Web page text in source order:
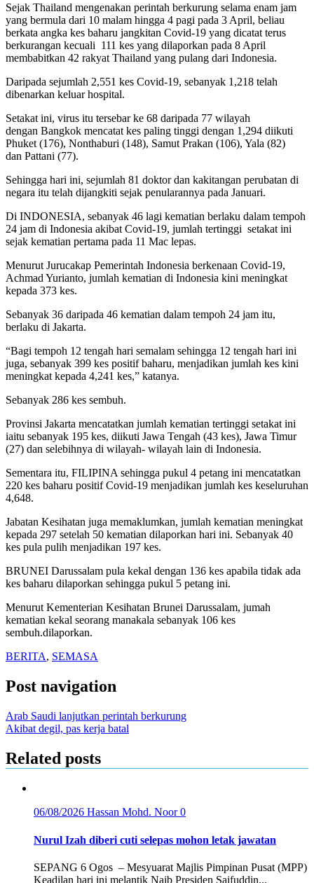
Sejak Thailand mengenakan perintah berkurung selama enam jam
yang bermula dari 10 malam hingga 4 pagi pada 3 April, beliau
berkata angka kes baharu jangkitan Covid-19 yang dicatat terus
berkurangan kecuali 111 kes yang dilaporkan pada 8 April
membabitkan 42 rakyat Thailand yang pulang dari Indonesia.
Daripada sejumlah 2,551 kes Covid-19, sebanyak 1,218 telah
dibenarkan keluar hospital.
Setakat ini, virus itu tersebar ke 68 daripada 77 wilayah
dengan Bangkok mencatat kes paling tinggi dengan 1,294 diikuti
Phuket (176), Nonthaburi (148), Samut Prakan (106), Yala (82)
dan Pattani (77).
Sehingga hari ini, sejumlah 81 doktor dan kakitangan perubatan di
negara itu telah dijangkiti sejak penularannya pada Januari.
Di INDONESIA, sebanyak 46 lagi kematian berlaku dalam tempoh
24 jam di Indonesia akibat Covid-19, jumlah tertinggi setakat ini
sejak kematian pertama pada 11 Mac lepas.
Menurut Jurucakap Pemerintah Indonesia berkenaan Covid-19,
Achmad Yurianto, jumlah kematian di Indonesia kini meningkat
kepada 373 kes.
Sebanyak 36 daripada 46 kematian dalam tempoh 24 jam itu,
berlaku di Jakarta.
“Bagi tempoh 12 tengah hari semalam sehingga 12 tengah hari ini
juga, sebanyak 399 kes positif baharu, menjadikan jumlah kes kini
meningkat kepada 4,241 kes,” katanya.
Sebanyak 286 kes sembuh.
Provinsi Jakarta mencatatkan jumlah kematian tertinggi setakat ini
iaitu sebanyak 195 kes, diikuti Jawa Tengah (43 kes), Jawa Timur
(27) dan selebihnya di wilayah- wilayah lain di Indonesia.
Sementara itu, FILIPINA sehingga pukul 4 petang ini mencatatkan
220 kes baharu positif Covid-19 menjadikan jumlah kes keseluruhan
4,648.
Jabatan Kesihatan juga memaklumkan, jumlah kematian meningkat
kepada 297 setelah 50 kematian dilaporkan hari ini. Sebanyak 40
kes pula pulih menjadikan 197 kes.
BRUNEI Darussalam pula kekal dengan 136 kes apabila tidak ada
kes baharu dilaporkan sehingga pukul 5 petang ini.
Menurut Kementerian Kesihatan Brunei Darussalam, jumah
kematian kekal seorang manakala sebanyak 106 kes
sembuh.dilaporkan.
BERITA, SEMASA
Post navigation
Arab Saudi lanjutkan perintah berkurung
Akibat degil, pas kerja batal
Related posts
06/08/2026 Hassan Mohd. Noor0
Nurul Izah diberi cuti selepas mohon letak jawatan
SEPANG 6 Ogos – Mesyuarat Majlis Pimpinan Pusat (MPP)
Keadilan hari ini melantik Naib Presiden Saifuddin...